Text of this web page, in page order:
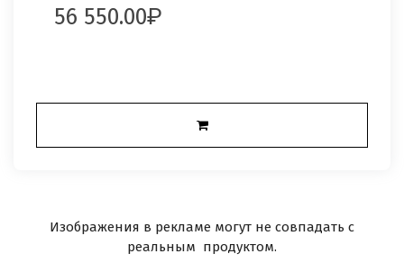
56 550.00
Изображения в рекламе могут не совпадать с
реальным продуктом.